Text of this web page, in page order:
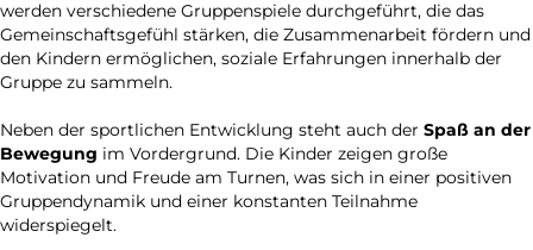
werden verschiedene Gruppenspiele durchgeführt, die das
Gemeinschaftsgefühl stärken, die Zusammenarbeit fördern und
den Kindern ermöglichen, soziale Erfahrungen innerhalb der
Gruppe zu sammeln.
Neben der sportlichen Entwicklung steht auch der Spaß an der
Bewegung im Vordergrund. Die Kinder zeigen große
Motivation und Freude am Turnen, was sich in einer positiven
Gruppendynamik und einer konstanten Teilnahme
widerspiegelt.